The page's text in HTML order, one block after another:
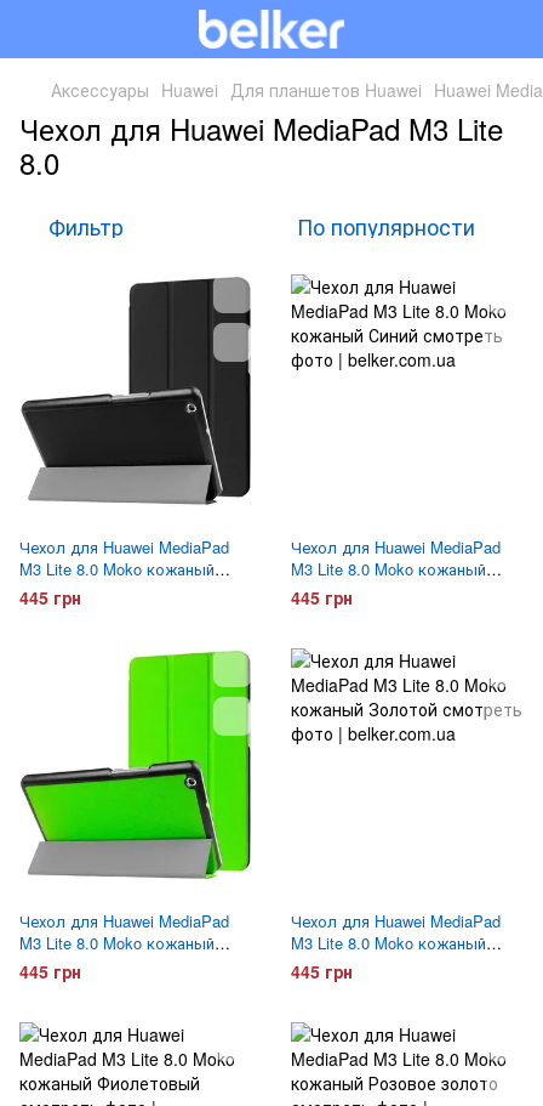
Аксессуары Huawei Для планшетов Huawei Huawei
Чехол для Huawei MediaPad M3 Lite
8.0
Фильтр По популярности
Чехол для Huawei MediaPad
M3 Lite 8.0 Moko кожаный
Черный
445 грн
Чехол для Huawei MediaPad
M3 Lite 8.0 Moko кожаный
Синий
445 грн
Чехол для Huawei MediaPad
M3 Lite 8.0 Moko кожаный
Зеленый
445 грн
Чехол для Huawei MediaPad
M3 Lite 8.0 Moko кожаный
Золотой
445 грн